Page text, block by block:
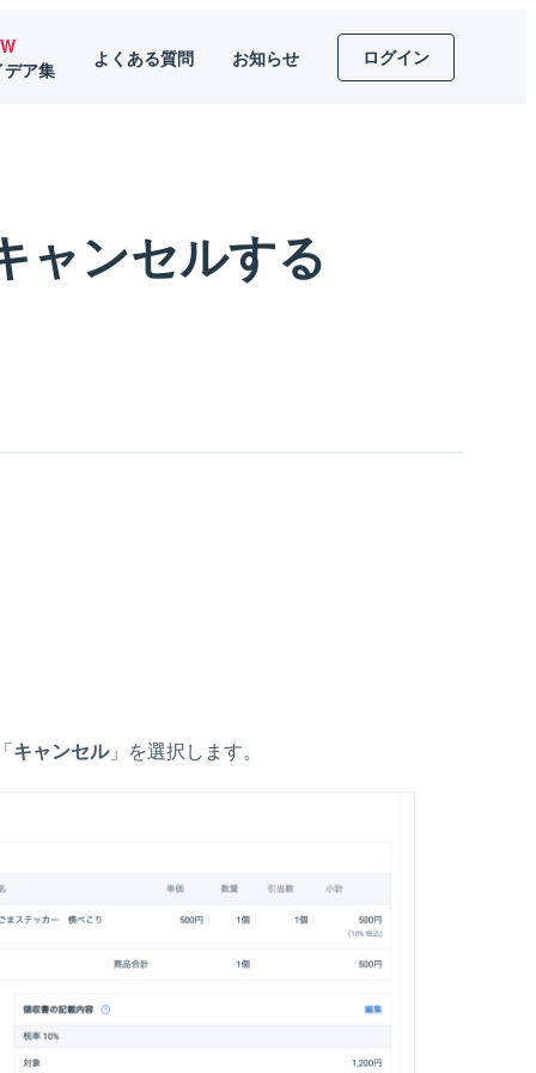
ア集
よくある質問 お知らせ ログイン
ャンセルする
キャンセル」を選択します。